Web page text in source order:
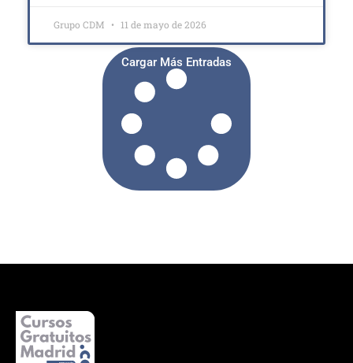
Grupo CDM 11 de mayo de 2026
Cargar Más Entradas